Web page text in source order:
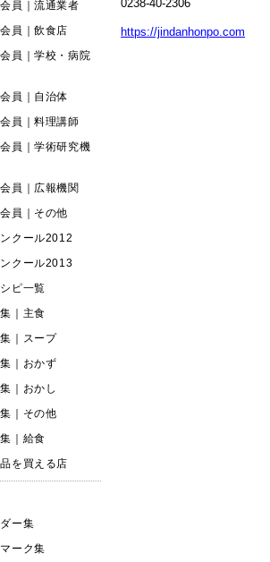
員｜流通業者
員｜飲食店
員｜学校・病院
員｜自治体
員｜料理講師
員｜学術研究機
員｜広報機関
員｜その他
クール2012
クール2013
ピ一覧
｜主食
｜スープ
｜おかず
｜おかし
｜その他
｜給食
を買える店
ー集
ーク集
0238-40-2306
https://jindanhonpo.com